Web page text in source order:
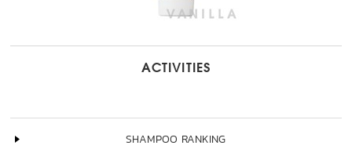
ACTIVITIES
SHAMPOO RANKING